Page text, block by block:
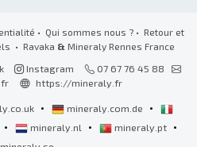
• Qui sommes nous ? • Retour et
• Ravaka & Mineraly Rennes France
Instagram
07 67 76 45 88
https://mineraly.fr
• mineraly.com.de •
• mineraly.nl • mineraly.pt •